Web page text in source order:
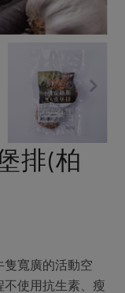
糧
排(柏
隻寬廣的活動空
使用抗生素、瘦